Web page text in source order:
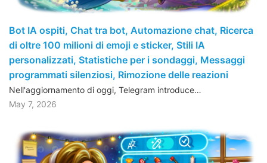
Bot IA ospiti, Chat tra bot, Automazione chat, Ricerca
di oltre 100 milioni di emoji e sticker, Stili IA
personalizzati, Statistiche per i sondaggi, Messaggi
programmati silenziosi, Rimozione delle reazioni
Nell'aggiornamento di oggi, Telegram introduce…
May 7, 2026